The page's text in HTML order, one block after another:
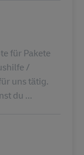
für Pakete
/
uns tätig.
du ...